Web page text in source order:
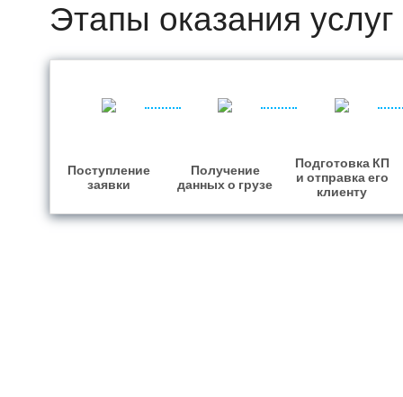
Этапы оказания услуг
Поступление
заявки
Получение
данных о грузе
Подготовка КП
и отправка его
клиенту